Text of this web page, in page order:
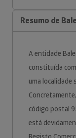
Resumo de
A entidade
constituída
uma
código postal
está